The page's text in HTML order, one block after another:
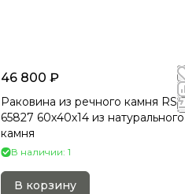
46 800 ₽
Раковина из речного камня RS-
65827 60х40х14 из натурального
камня
В наличии: 1
В корзину